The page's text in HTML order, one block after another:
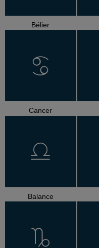
Bélier
Cancer
Balance